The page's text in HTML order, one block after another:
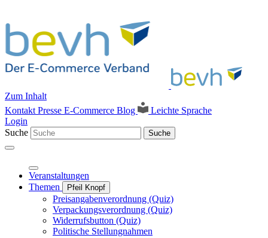
Zum Inhalt
Kontakt Presse E-Commerce Blog
Leichte Sprache
Login
Suche
Suche
Veranstaltungen
Themen
Pfeil Knopf
Preisangabenverordnung (Quiz)
Verpackungsverordnung (Quiz)
Widerrufsbutton (Quiz)
Politische Stellungnahmen